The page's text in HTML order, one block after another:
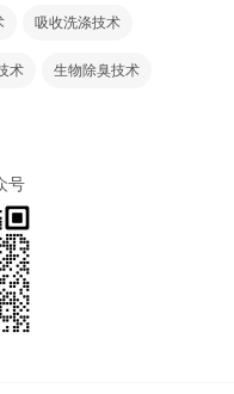
吸收洗涤技术
术 生物除臭技术
号